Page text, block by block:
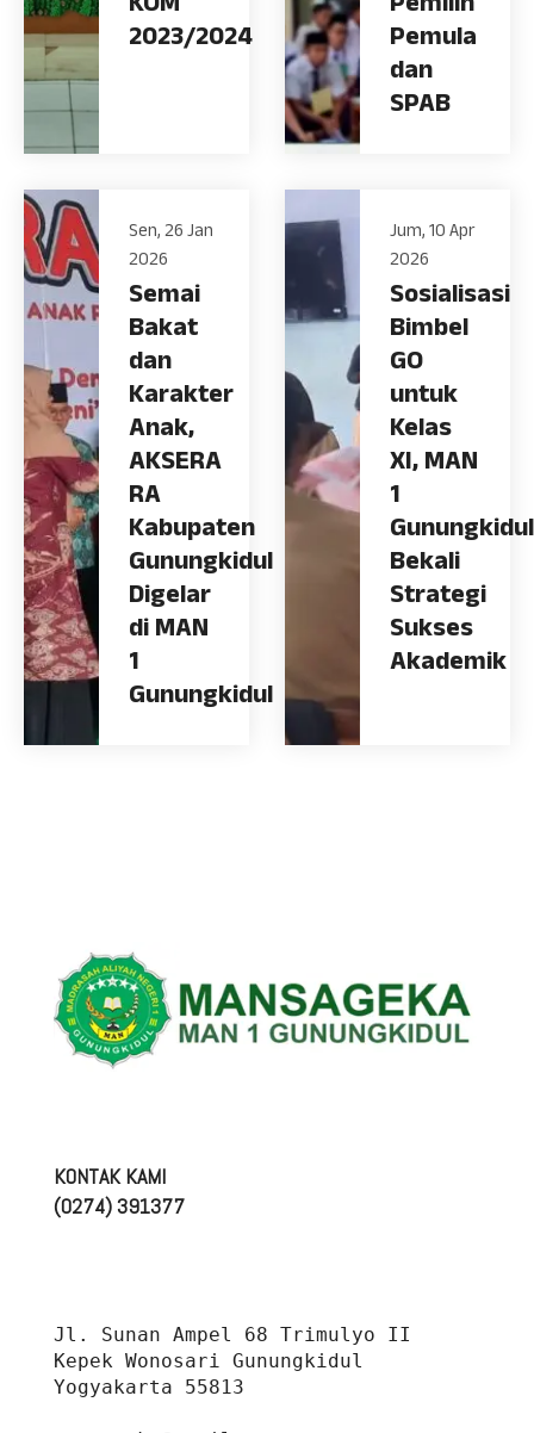
2023/2024 Pemula
dan
SPAB
Sen, 26 Jan
2026
Semai
Bakat
dan
Karakter
Anak,
AKSERA
RA
Kabupaten
Gunungkidul
Digelar
di MAN
1
Gunungkidul
Jum, 10 Apr
2026
Sosialisasi
Bimbel
GO
untuk
Kelas
XI, MAN
1
Gunungkidul
Bekali
Strategi
Sukses
Akademik
KONTAK KAMI
(0274) 391377
Jl. Sunan Ampel 68 Trimulyo II
Kepek Wonosari Gunungkidul
Yogyakarta 55813